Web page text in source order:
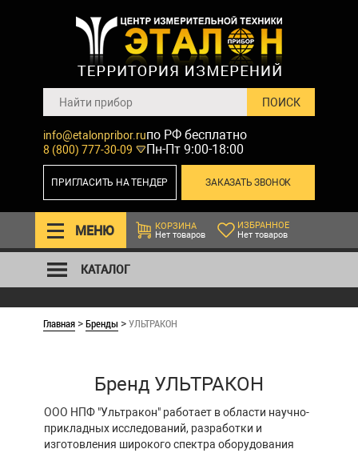
info@etalonpribor.ru
8 (800) 777-30-09
по РФ бесплатно
Пн-Пт 9:00-18:00
ЗАКАЗАТЬ ЗВОНОК
ПРИГЛАСИТЬ НА ТЕНДЕР
МЕНЮ
КОРЗИНА
Нет товаров
ИЗБРАННОЕ
Нет товаров
КАТАЛОГ
Главная >Бренды >УЛЬТРАКОН
Бренд УЛЬТРАКОН
ООО НПФ "Ультракон" работает в области научно-
прикладных исследований, разработки и
изготовления широкого спектра оборудования